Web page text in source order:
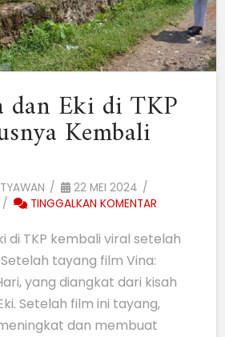
dan Eki di TKP
Kembali
22 MEI 2024
TINGGALKAN KOMENTAR
di TKP kembali viral setelah
tayang film Vina:
yang diangkat dari kisah
Setelah film ini tayang,
dan membuat